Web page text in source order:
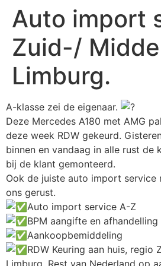
Auto import
Zuid-/
Limburg.
A-klasse zei de eigenaar.
Deze Mercedes A180 met AMG
deze week RDW gekeurd.
binnen en vandaag in alle rust de
bij de klant gemonteerd.
Ook de juiste auto import service
ons gerust.
Auto import service A-Z
BPM aangifte en afhandelling
Aankoopbemiddeling
RDW Keuring aan huis, regio
Limburg. Rest van Nederland op